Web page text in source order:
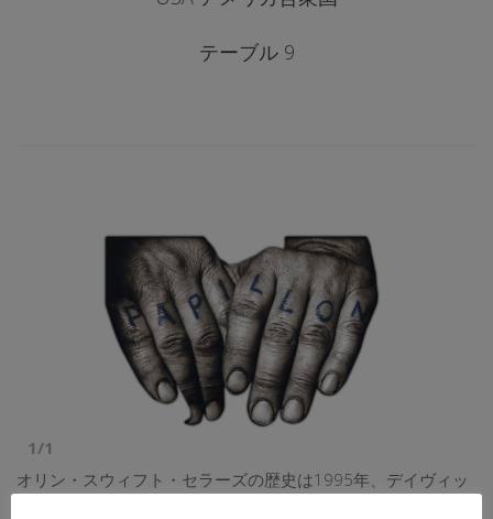
テーブル 9
1/1
オリン・スウィフト・セラーズの歴史は1995年、デイヴィッ